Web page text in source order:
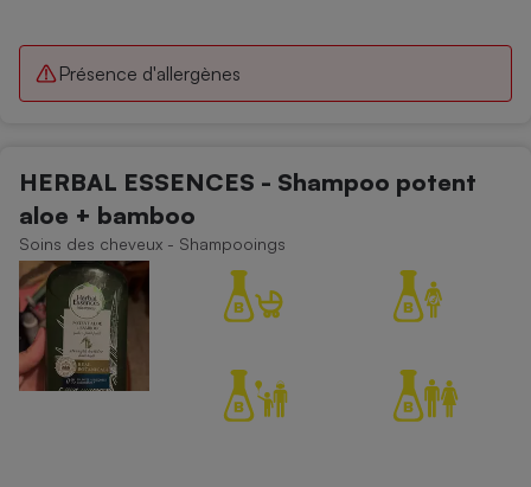
Présence d'allergènes
HERBAL ESSENCES - Shampoo potent
aloe + bamboo
Soins des cheveux - Shampooings